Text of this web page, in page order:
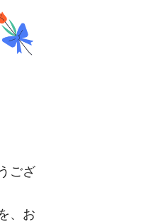
ござ
、お